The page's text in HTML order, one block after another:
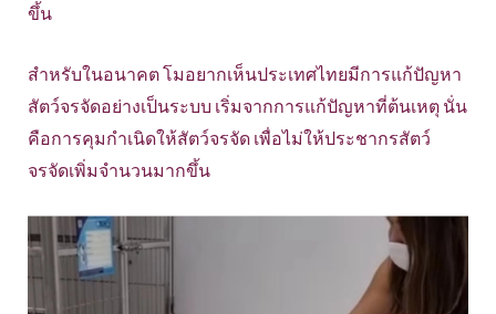
ขึ้น
สำหรับในอนาคต โมอยากเห็นประเทศไทยมีการแก้ปัญหา
สัตว์จรจัดอย่างเป็นระบบ เริ่มจากการแก้ปัญหาที่ต้นเหตุ นั่น
คือการคุมกำเนิดให้สัตว์จรจัด เพื่อไม่ให้ประชากรสัตว์
จรจัดเพิ่มจำนวนมากขึ้น